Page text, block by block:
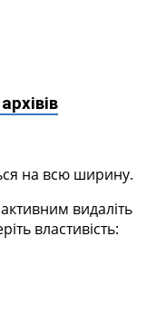
на всю ширину.
видаліть
властивість: